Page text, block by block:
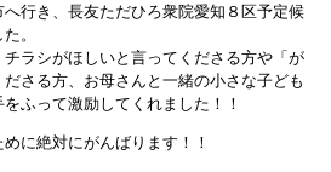
行き、長友ただひろ衆院愛知８区予定候
。
ラシがほしいと言ってくださる方や「が
さる方、お母さんと一緒の小さな子ども
ふって激励してくれました！！
に絶対にがんばります！！